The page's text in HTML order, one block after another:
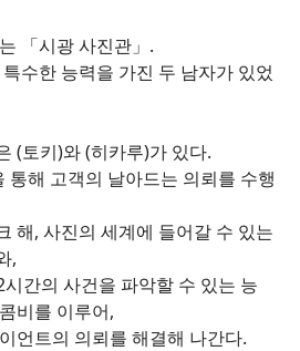
「시광 사진관」.
수한 능력을 가진 두 남자가 있었
(토키)와 (히카루)가 있다.
통해 고객의 날아드는 의뢰를 수행
해, 사진의 세계에 들어갈 수 있는
,
시간의 사건을 파악할 수 있는 능
비를 이루어,
언트의 의뢰를 해결해 나간다.